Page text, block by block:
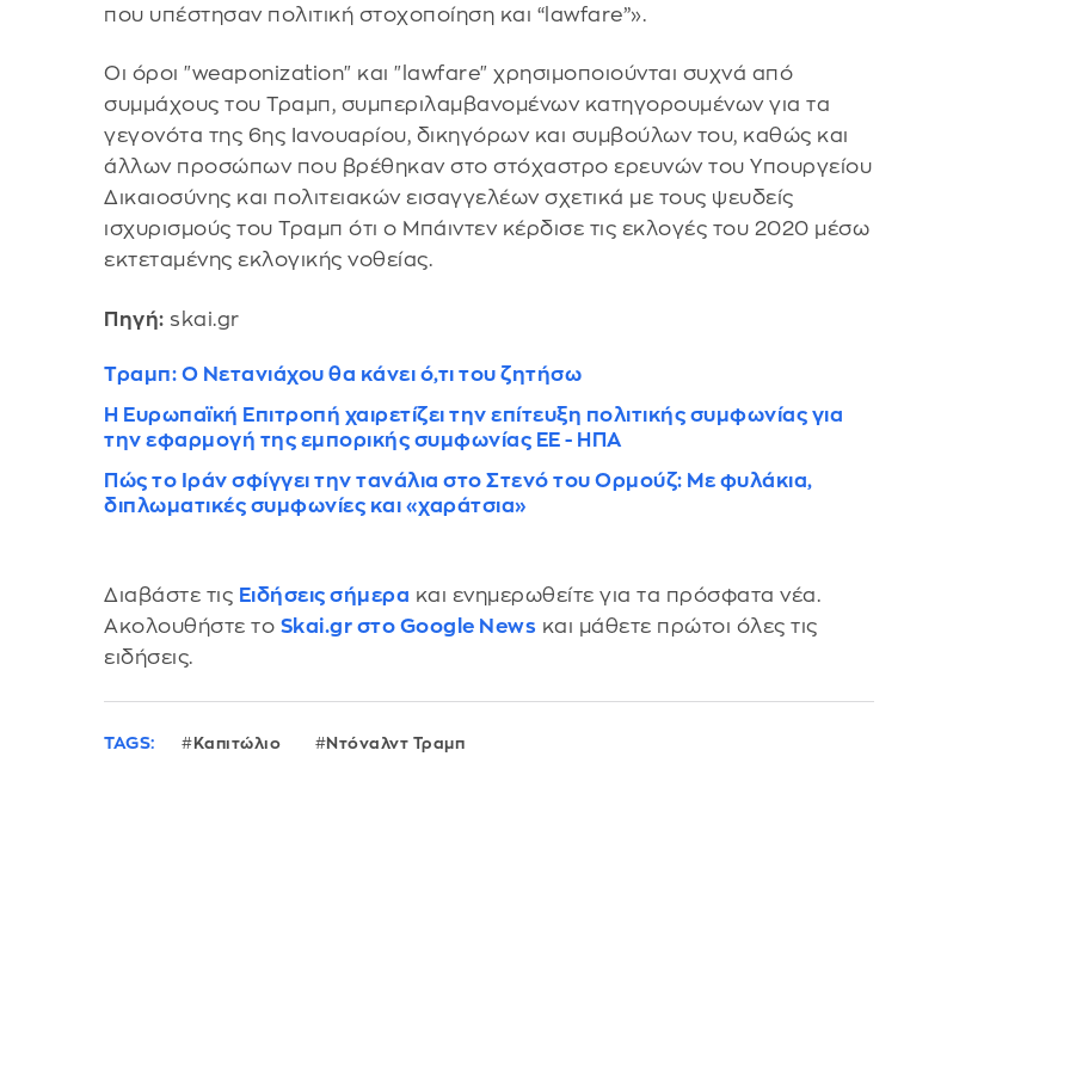
που υπέστησαν πολιτική στοχοποίηση και “lawfare”».
Οι όροι "weaponization" και "lawfare" χρησιμοποιούνται συχνά από
συμμάχους του Τραμπ, συμπεριλαμβανομένων κατηγορουμένων για τα
γεγονότα της 6ης Ιανουαρίου, δικηγόρων και συμβούλων του, καθώς και
άλλων προσώπων που βρέθηκαν στο στόχαστρο ερευνών του Υπουργείου
Δικαιοσύνης και πολιτειακών εισαγγελέων σχετικά με τους ψευδείς
ισχυρισμούς του Τραμπ ότι ο Μπάιντεν κέρδισε τις εκλογές του 2020 μέσω
εκτεταμένης εκλογικής νοθείας.
Πηγή: skai.gr
Τραμπ: Ο Νετανιάχου θα κάνει ό,τι του ζητήσω
Η Ευρωπαϊκή Επιτροπή χαιρετίζει την επίτευξη πολιτικής συμφωνίας για
την εφαρμογή της εμπορικής συμφωνίας ΕΕ - ΗΠΑ
Πώς το Ιράν σφίγγει την τανάλια στο Στενό του Ορμούζ: Με φυλάκια,
διπλωματικές συμφωνίες και «χαράτσια»
Διαβάστε τις Ειδήσεις σήμερα και ενημερωθείτε για τα πρόσφατα νέα.
Ακολουθήστε το Skai.gr στο Google News και μάθετε πρώτοι όλες τις
ειδήσεις.
TAGS: Καπιτώλιο Ντόναλντ Τραμπ